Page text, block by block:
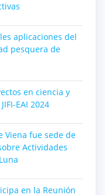
aplicaciones del
pesquera de
en ciencia y
EAI 2024
Viena fue sede de
Actividades
en la Reunión